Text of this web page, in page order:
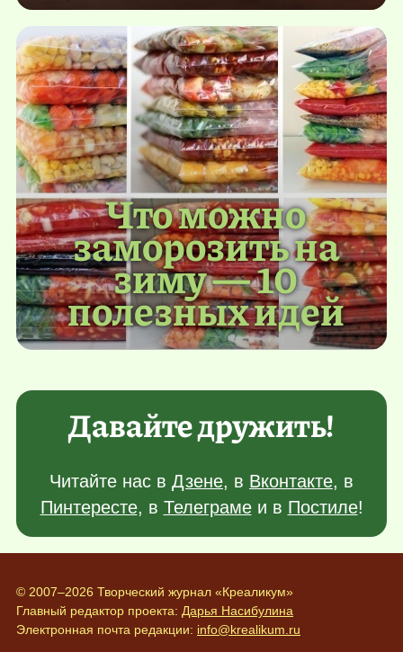
Что можно
заморозить на
зиму — 10
полезных идей
Давайте дружить!
Читайте нас в Дзене, в Вконтакте, в
Пинтересте, в Телеграмеи в Постиле!
© 2007–2026 Творческий журнал «Креаликум»
Главный редактор проекта: Дарья Насибулина
Электронная почта редакции: info@krealikum.ru